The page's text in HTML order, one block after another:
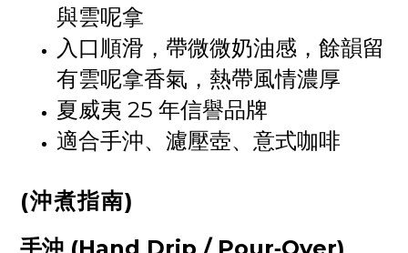
與雲呢拿
入口順滑，帶微微奶油感，餘韻留
有雲呢拿香氣，熱帶風情濃厚
夏威夷 25 年信譽品牌
適合手沖、濾壓壺、意式咖啡
(沖煮指南)